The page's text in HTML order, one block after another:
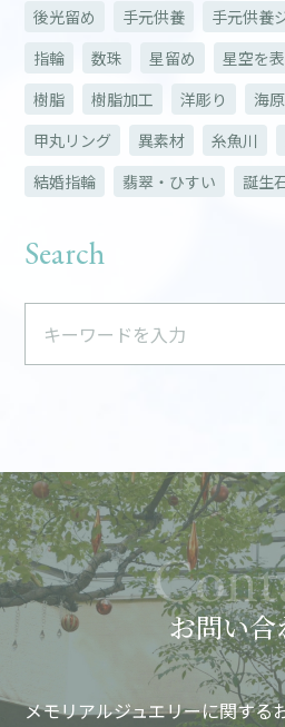
後光留め
手元供養 手元供養
指輪
数珠 星留め 星空を
樹脂
樹脂加工 洋彫り 海
甲丸リング
異素材 糸魚川
結婚指輪
翡翠・ひすい 誕生
Search
お問い合
メモリアルジュエリーに関する